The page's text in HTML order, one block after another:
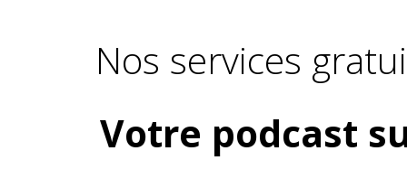
Nos services
Votre podcast